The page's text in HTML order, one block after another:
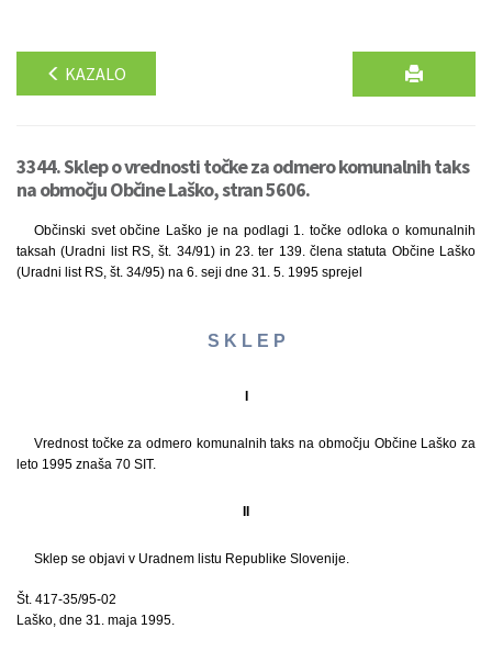
KAZALO
3344. Sklep o vrednosti točke za odmero komunalnih taks
na območju Občine Laško, stran 5606.
Občinski svet občine Laško je na podlagi 1. točke odloka o komunalnih
taksah (Uradni list RS, št. 34/91) in 23. ter 139. člena statuta Občine Laško
(Uradni list RS, št. 34/95) na 6. seji dne 31. 5. 1995 sprejel
S K L E P
I
Vrednost točke za odmero komunalnih taks na območju Občine Laško za
leto 1995 znaša 70 SIT.
II
Sklep se objavi v Uradnem listu Republike Slovenije.
Št. 417-35/95-02
Laško, dne 31. maja 1995.